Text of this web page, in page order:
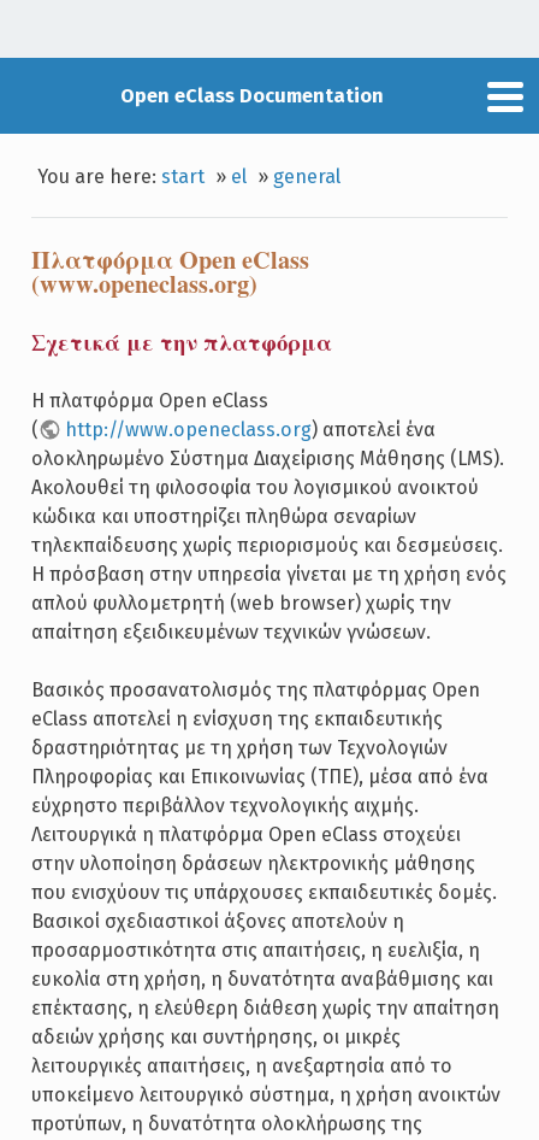
Open eClass Documentation
You are here:start » el » general
Πλατφόρμα Open eClass
(www.openeclass.org)
Σχετικά με την πλατφόρμα
Η πλατφόρμα Open eClass
(
http://www.openeclass.org) αποτελεί ένα
ολοκληρωμένο Σύστημα Διαχείρισης Μάθησης (LMS).
Ακολουθεί τη φιλοσοφία του λογισμικού ανοικτού
κώδικα και υποστηρίζει πληθώρα σεναρίων
τηλεκπαίδευσης χωρίς περιορισμούς και δεσμεύσεις.
Η πρόσβαση στην υπηρεσία γίνεται με τη χρήση ενός
απλού φυλλομετρητή (web browser) χωρίς την
απαίτηση εξειδικευμένων τεχνικών γνώσεων.
Βασικός προσανατολισμός της πλατφόρμας Open
eClass αποτελεί η ενίσχυση της εκπαιδευτικής
δραστηριότητας με τη χρήση των Τεχνολογιών
Πληροφορίας και Επικοινωνίας (ΤΠΕ), μέσα από ένα
εύχρηστο περιβάλλον τεχνολογικής αιχμής.
Λειτουργικά η πλατφόρμα Open eClass στοχεύει
στην υλοποίηση δράσεων ηλεκτρονικής μάθησης
που ενισχύουν τις υπάρχουσες εκπαιδευτικές δομές.
Βασικοί σχεδιαστικοί άξονες αποτελούν η
προσαρμοστικότητα στις απαιτήσεις, η ευελιξία, η
ευκολία στη χρήση, η δυνατότητα αναβάθμισης και
επέκτασης, η ελεύθερη διάθεση χωρίς την απαίτηση
αδειών χρήσης και συντήρησης, οι μικρές
λειτουργικές απαιτήσεις, η ανεξαρτησία από το
υποκείμενο λειτουργικό σύστημα, η χρήση ανοικτών
προτύπων, η δυνατότητα ολοκλήρωσης της